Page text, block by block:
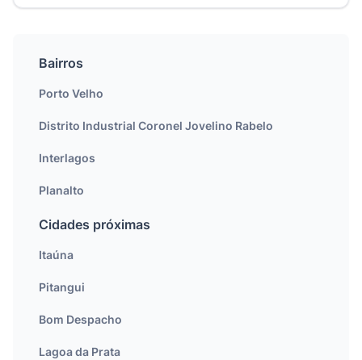
Bairros
Porto Velho
Distrito Industrial Coronel Jovelino Rabelo
Interlagos
Planalto
Cidades próximas
Itaúna
Pitangui
Bom Despacho
Lagoa da Prata